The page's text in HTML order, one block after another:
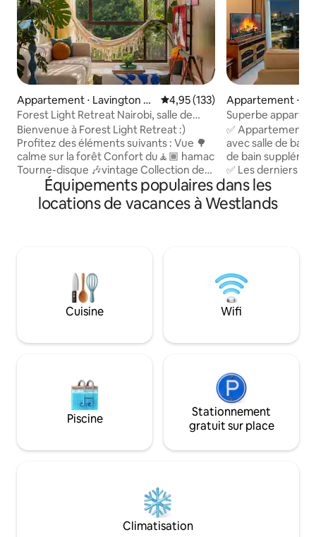
Appartement ⋅ Lavington Es
tate
Évaluation moyenne sur la
4,95 (133)
Forest Light Retreat Nairobi, salle de
sport, piscine
Bienvenue à Forest Light Retreat :)
Profitez des éléments suivants : Vue 🌳
calme sur la forêt Confort du🧘🏾 hamac
Tourne-disque 🎶vintage Collection de💿
vinyles Salle de sport🏋🏾‍♀️ entièrement
équipée Piscine 🏊🏼‍♀️ chauffée 🎱Tables
de billard 🏓Tennis de table Espace de💼
secours🔋 complet Service de🧹
nettoyage Arrivée 🔑autonome Et plus
encore. Une retraite tranquille du milieu
du siècle conçue pour les amoureux de
musique, les voyageurs d'affaires et les
Appartement ⋅
Superbe
avec salle de bain
supplémentaire,
✅ Appartement
avec salle de
de bain
✅ Les derniers
sportifs en direct
haut débit inclus
7j/7 avec une
restaurants
principales
restaurants et de
Accès facile
et salle de sport
Équipements populaires dans les
locations de vacances à Westlands
Cuisine Wifi
Piscine
Stationnement
gratuit sur place
Climatisation